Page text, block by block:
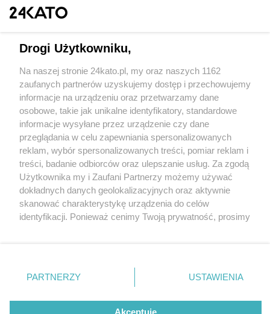
fot:
Kolejny pożar w Katowicach. Tym razem płonie
nielegalne składowisko opon na Ligocie
Pozar skldowisko opon
slaska ligota katowice
Wydawca mediów lokalnych
Nie zapomnij
zapoznać się z:
polityką prywatności regulamin korzystania z portali
Twojemiasto
Piekary Śląskie
Chorzów
Tarnowskie Góry
Gliwice
Skontakuj sięz nami
Kontakt
Wydawca
Redakcja
Drogi Użytkowniku,
Na naszej stronie 24kato.pl, my oraz naszych 1162
zaufanych partnerów uzyskujemy dostęp i przechowujemy
informacje na urządzeniu oraz przetwarzamy dane
osobowe, takie jak unikalne identyfikatory, standardowe
informacje wysyłane przez urządzenie czy dane
przeglądania w celu zapewniania spersonalizowanych
reklam, wybór spersonalizowanych treści, pomiar reklam i
treści, badanie odbiorców oraz ulepszanie usług. Za zgodą
Użytkownika my i Zaufani Partnerzy możemy używać
dokładnych danych geolokalizacyjnych oraz aktywnie
skanować charakterystykę urządzenia do celów
identyfikacji. Ponieważ cenimy Twoją prywatność, prosimy
prywatności znajdujący się w lewym dolnym rogu strony
. Niektóre rodzaje przetwarzania danych nie wymagają
zgody użytkownika, ale masz prawo sprzeciwić się
takiemu przetwarzaniu. Preferencje będą miały
PARTNERZY USTAWIENIA
Akceptuję